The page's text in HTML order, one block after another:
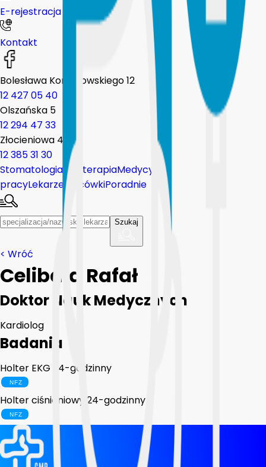
E-rejestracja
Kontakt
Bolesława Komorowskiego 12
12 427 05 40
Olszańska 5
12 294 47 33
Złocieniowa 44
12 385 31 30
Stomatologia FizjoterapiaMedycyna
pracyLekarzePlacówkiPoradnie
Szukaj
< Wróć
Celibała Rafał
Doktor Nauk Medycznych
Kardiolog
Badania
Holter EKG 24-godzinny
Holter ciśnieniowy 24-godzinny